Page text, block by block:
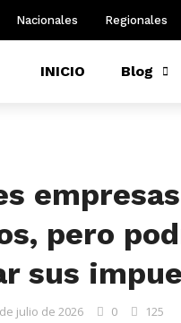
Nacionales Regionales
INICIO Blog
pero
sus
julio de 2026 0 125